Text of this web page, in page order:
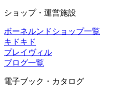
ショップ・運営施設
ボーネルンドショップ一覧
キドキド
プレイヴィル
ブログ一覧
電子ブック・カタログ